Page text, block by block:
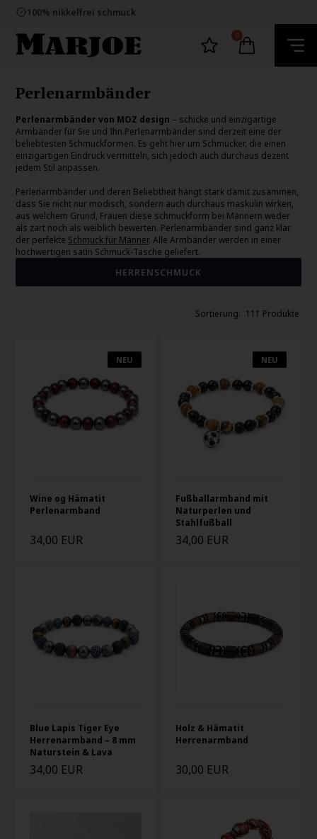
Lieferung 2-4 Tage
E-mark webshop
100% nikkelfrei schmuck
Lieferung 2-4 Tage
0
Perlenarmbänder
Perlenarmbänder von MOZ design – schicke und einzigartige
Armbänder für Sie und Ihn.Perlenarmbänder sind derzeit eine der
beliebtesten Schmuckformen. Es geht hier um Schmücker, die einen
einzigartigen Eindruck vermitteln, sich jedoch auch durchaus dezent
jedem Stil anpassen.
Perlenarmbänder und deren Beliebtheit hängt stark damit zusammen,
dass Sie nicht nur modisch, sondern auch durchaus maskulin wirken,
aus welchem Grund, Frauen diese schmuckform bei Männern weder
als zart noch als weiblich bewerten. Perlenarmbänder sind ganz klar
der perfekte Schmuck für Männer. Alle Armbänder werden in einer
hochwertigen satin Schmuck-Tasche geliefert.
HERRENSCHMUCK
111 Produkte
NEU
Wine og Hämatit
Perlenarmband
34,00 EUR
NEU
Fußballarmband mit
Naturperlen und
Stahlfußball
34,00 EUR
Blue Lapis Tiger Eye
Herrenarmband – 8 mm
Naturstein & Lava
34,00 EUR
Holz & Hämatit
Herrenarmband
30,00 EUR